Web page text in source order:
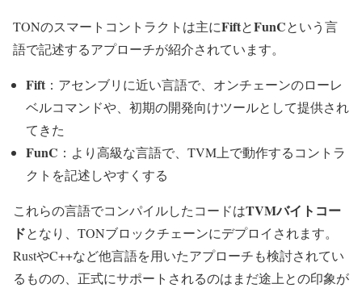
TONのスマートコントラクトは主にFiftとFunCという言
語で記述するアプローチが紹介されています。
Fift ：アセンブリに近い言語で、オンチェーンのローレ
ベルコマンドや、初期の開発向けツールとして提供され
てきた
FunC ：より高級な言語で、TVM上で動作するコントラ
クトを記述しやすくする
これらの言語でコンパイルしたコードはTVMバイトコー
ドとなり、TONブロックチェーンにデプロイされます。
RustやC++など他言語を用いたアプローチも検討されてい
るものの、正式にサポートされるのはまだ途上との印象が